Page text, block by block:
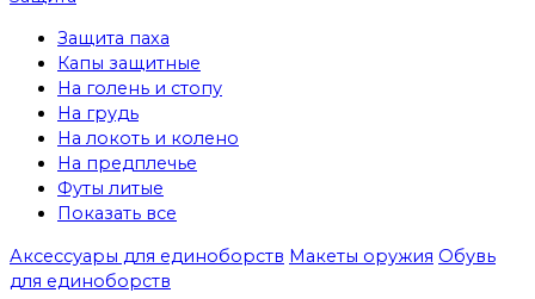
Защита паха
Капы защитные
На голень и стопу
На грудь
На локоть и колено
На предплечье
Футы литые
Показать все
Аксессуары для единоборств Макеты оружия Обувь
для единоборств